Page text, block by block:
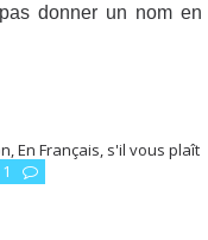
don­ner un nom en
,En Français, s'il vous plaît
1